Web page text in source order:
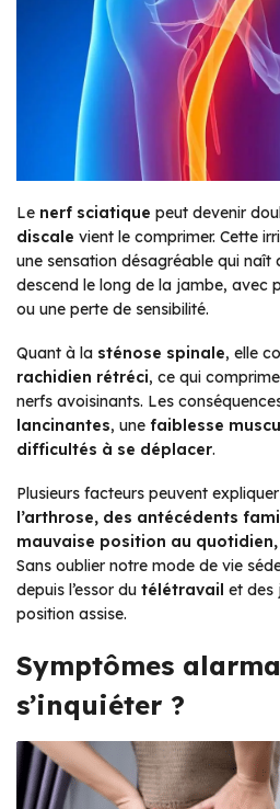
Le nerf sciatique peut devenir
discale vient le comprimer. Cette
une sensation désagréable qui naît
descend le long de la jambe, avec
ou une perte de sensibilité.
Quant à la sténose spinale, elle
rachidien rétréci, ce qui
nerfs avoisinants. Les
lancinantes, une faiblesse
difficultés à se déplacer.
Plusieurs facteurs peuvent
l’arthrose, des antécédents
mauvaise position au
Sans oublier notre mode de vie
depuis l’essor du télétravail et des
position assise.
Symptômes
s’inquiéter ?